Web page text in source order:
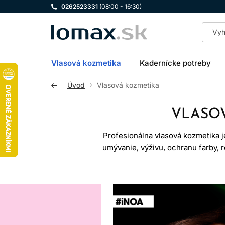
0262523331 (08:00 - 16:30)
LOMAX
Vlasová kozmetika Kadernícke potreby
Úvod Vlasová kozmetika
Profesionálna vlasová
umývanie, výživu, ochranu farby,
produktov z drogérie je
vlasoch rozhoduje ich stav,
V tejto kategórii nájdete produkty
kozmetika môže vlasom pomôcť